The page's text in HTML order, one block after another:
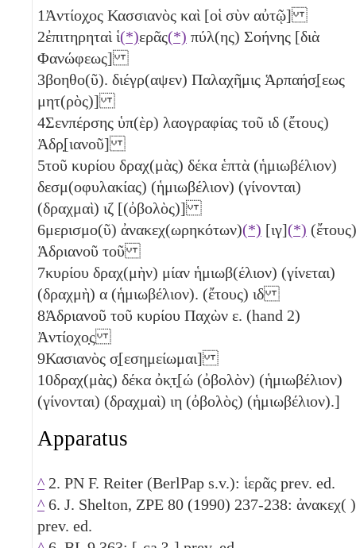
1Ἀντίοχ̣ος Κασσιανὸς καὶ [οἱ σὺν αὐτῷ]
2ἐπιτηρηταὶ ἱ(*)ερᾶς(*) πύλ(ης) Σοήνης [διὰ
Φανώφεως]
3βοηθο(ῦ). διέγρ(αψεν) Παλαχῆμις Ἁρπαήσ̣[εως
μητ(ρὸς)]
4Σενπέρσης ὑπ(ὲρ) λαογραφίας τοῦ ιδ (ἔτους)
Ἁδρ̣[ιανοῦ]
5τοῦ κυρίου δραχ(μὰς) δέκα ἑπτὰ (ἡμιωβέλιον)
δεσμ(οφυλακίας) (ἡμιωβέλιον) (γίνονται)
(δραχμαὶ) ιζ [(ὀβολὸς)]
6μερισμο(ῦ) ἀνακεχ(ωρηκότων)(*) [ιγ](*) (ἔτους)
Ἁδριανοῦ τοῦ
7κυρίου δραχ(μὴν) μίαν ἡμιωβ(έλιον) (γίνεται)
(δραχμὴ) α (ἡμιωβέλιον). (ἔτους) ιδ
8Ἁδριανοῦ τοῦ κυρίου Παχὼν ε. (hand 2)
Ἀντίοχο̣ς
9Κασιανὸς σ̣[εσημείωμαι]
10δραχ(μὰς) δέκα ὀκ̣τ̣[ώ (ὀβολὸν) (ἡμιωβέλιον)
(γίνονται) (δραχμαὶ) ιη (ὀβολὸς) (ἡμιωβέλιον).]
Apparatus
^ 2. PN F. Reiter (BerlPap s.v.): ἱερᾶς prev. ed.
^ 6. J. Shelton, ZPE 80 (1990) 237-238: ἀνακεχ( )
prev. ed.